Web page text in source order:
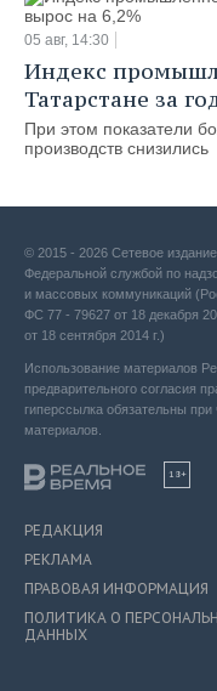
05 авг, 14:30
Индекс
Татарстане за
При этом показатели
производств снизились
© 2015 - 2026 Сетевое
Федеральной службой по
и массовых коммуникаций
ФС 77 - 79627 от 18 декабря
от 18 сентября 2014 г.)
Использование материалов
предварительного согласия
гиперссылка обязательны
материалов.
18+
РЕДАКЦИЯ
РЕКЛАМА
ПРАВОВАЯ ИНФОРМАЦИЯ
ПОЛИТИКА О
ДАННЫХ